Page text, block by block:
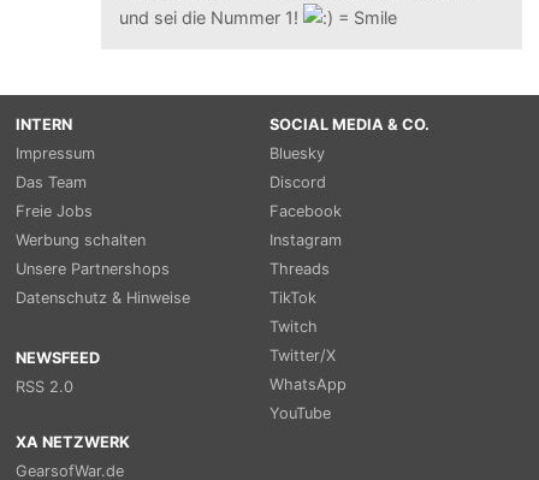
und sei die Nummer 1!
INTERN
Impressum
Das Team
Freie Jobs
Werbung schalten
Unsere Partnershops
Datenschutz & Hinweise
NEWSFEED
RSS 2.0
SOCIAL MEDIA & CO.
Bluesky
Discord
Facebook
Instagram
Threads
TikTok
Twitch
Twitter/X
WhatsApp
YouTube
XA NETZWERK
GearsofWar.de